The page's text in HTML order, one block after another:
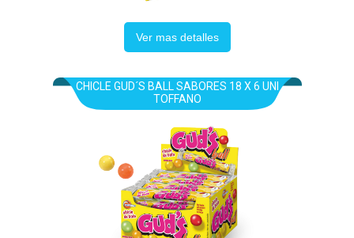
Ver mas detalles
CHICLE GUD´S BALL SABORES 18 X 6 UNI
TOFFANO